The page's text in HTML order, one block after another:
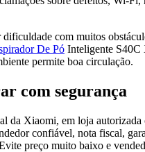
dificuldade com muitos
De Pó Inteligente S40C
permite boa circulação.
com segurança
da Xiaomi, em loja autorizada
confiável, nota fiscal,
preço muito baixo e